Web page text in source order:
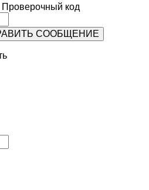
Проверочный код